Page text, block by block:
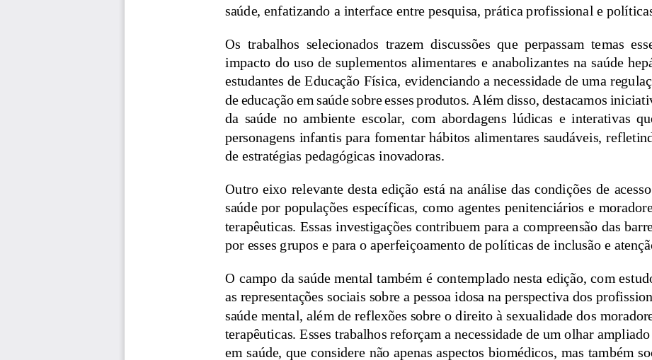
saúde, enfatizando a interface entre pesquisa, prática profissional e
Os  trabalhos  selecionados  trazem  discussões  que  perpassam  temas
impacto do uso de suplementos alimentares  e anabolizantes na saúde
estudantes de Educação Física, evidenciando a necessidade de uma
de educação em saúde sobre esses produtos. Além disso, destacamos
da  saúde  no  ambiente  escolar,  com  abordagens  lúdicas  e  interativas
personagens infantis para fomentar hábitos alimentares saudáveis,
de estratégias pedagógicas inovadoras.
Outro eixo relevante desta edição está na  análise  das condições de
saúde por populações específicas, como agentes penitenciários e
terapêuticas. Essas investigações contribuem para a compreensão das
por esses grupos e para o aperfeiçoamento de políticas de inclusão e
O campo da saúde mental também é contemplado nesta edição, com
as representações sociais sobre a pessoa idosa na perspectiva dos
saúde mental, além de reflexões sobre o direito à sexualidade dos
terapêuticas. Esses trabalhos reforçam a necessidade de um olhar
em saúde, que considere não apenas aspectos biomédicos, mas também